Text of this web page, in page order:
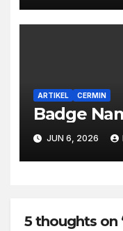
ARTIKEL CERMIN
Badge
JUN 6, 2026
5 thoughts on